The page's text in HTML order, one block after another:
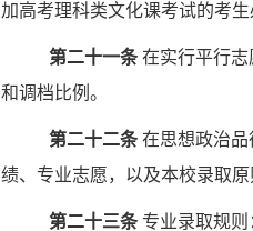
加高考理科类文化课考试的考
第二十一条在实行平行志
和调档比例。
第二十二条在思想政治品
绩、专业志愿，以及本校录取原
第二十三条专业录取规则